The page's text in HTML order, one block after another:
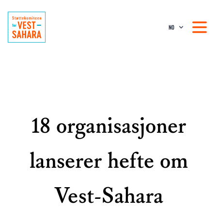
NO
18 organisasjoner
lanserer hefte om
Vest-Sahara